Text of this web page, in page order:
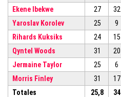
Ekene Ibekwe
27 32
Yaroslav Korolev
25 9
Rihards Kuksiks
24 15
Qyntel Woods
31 20
Jermaine Taylor
25 6
Morris Finley
31 17
Totales
25,8 34